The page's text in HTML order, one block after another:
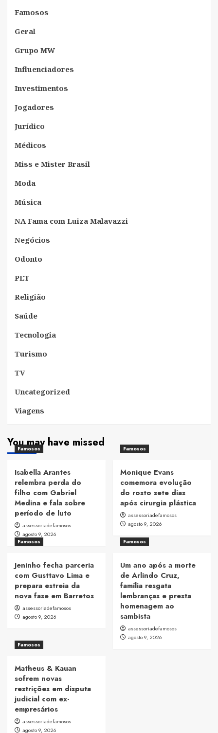
Famosos
Geral
Grupo MW
Influenciadores
Investimentos
Jogadores
Jurídico
Médicos
Miss e Mister Brasil
Moda
Música
NA Fama com Luiza Malavazzi
Negócios
Odonto
PET
Religião
Saúde
Tecnologia
Turismo
TV
Uncategorized
Viagens
You may have missed
Famosos
Isabella Arantes
relembra perda do
filho com Gabriel
Medina e fala sobre
período de luto
assessoriadefamosos
agosto 9, 2026
Famosos
Monique Evans
comemora evolução
do rosto sete dias
após cirurgia plástica
assessoriadefamosos
agosto 9, 2026
Famosos
Jeninho fecha parceria
com Gusttavo Lima e
prepara estreia da
nova fase em Barretos
assessoriadefamosos
agosto 9, 2026
Famosos
Um ano após a morte
de Arlindo Cruz,
família resgata
lembranças e presta
homenagem ao
sambista
assessoriadefamosos
agosto 9, 2026
Famosos
Matheus & Kauan
sofrem novas
restrições em disputa
judicial com ex-
empresários
assessoriadefamosos
agosto 9, 2026